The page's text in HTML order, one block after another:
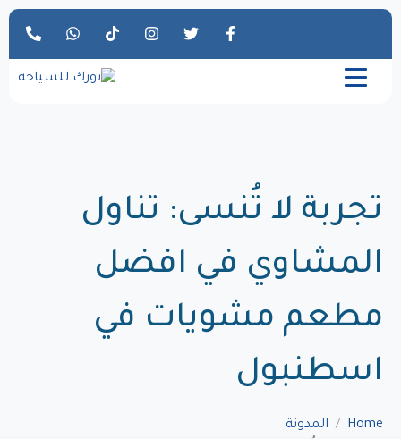
تجربة لا تُنسى: تناول
المشاوي في افضل
مطعم مشويات في
اسطنبول
Home
المدونة